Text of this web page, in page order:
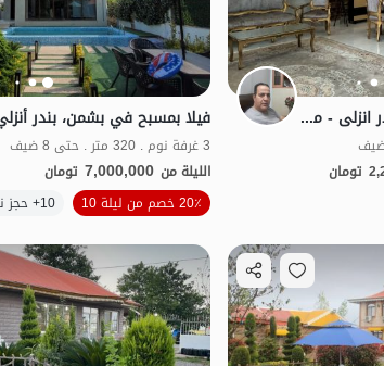
ایجار جناح مفروش فی بندر انزلی - معاف - الطابق الاول
تومان
بات نواز
3 غرفة نوم . 320 متر . حتى 8 ضيف
الليلة من 7,000,000 تومان
20٪ خصم من ليلة 10
10+ حجز ناجح